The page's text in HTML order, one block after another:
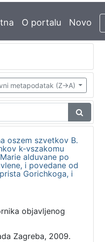
O portalu Novo
metapodatak (Z->A)
oszem szvetkov B.
k-vszakomu
alduvane po
i povedane od
Gorichkoga, i
objavljenog
Zagreba, 2009.